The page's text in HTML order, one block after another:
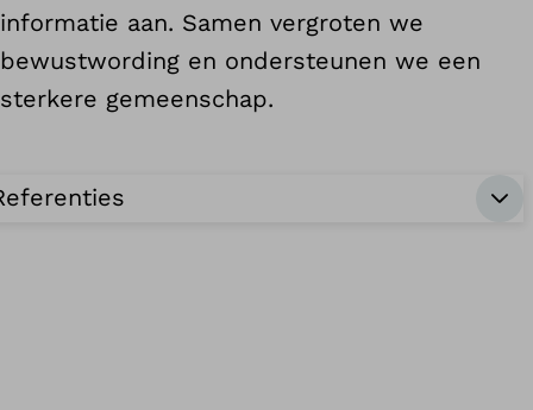
informatie aan. Samen vergroten we
bewustwording en ondersteunen we een
sterkere gemeenschap.